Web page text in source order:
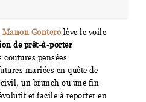
Manon Gontero lève le voile
de prêt-à-porter
coutures pensées
mariées en quête de
un brunch ou une fin
et facile à reporter en